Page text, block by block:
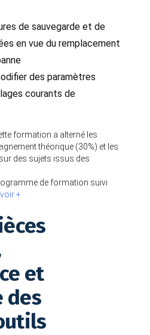
de sauvegarde et de
en vue du remplacement
des paramètres
courants de
formation a alterné les
théorique (30%) et les
des sujets issus des
de formation suivi
+
et
des